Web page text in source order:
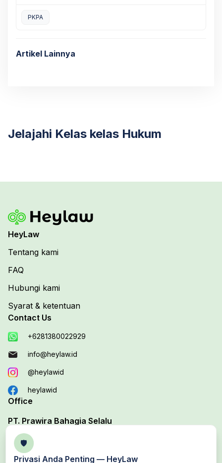
PKPA
Artikel Lainnya
Jelajahi Kelas kelas Hukum
HeyLaw
Tentang kami
FAQ
Hubungi kami
Syarat & ketentuan
Contact Us
+6281380022929
info@heylaw.id
@heylawid
heylawid
Office
PT. Prawira Bahagia Selalu
Your Trusted Legal Edutech Platform
Office 1 :
🛡️
Privasi Anda Penting — HeyLaw